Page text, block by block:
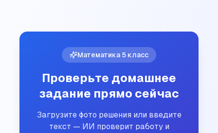
Математика 5 класс
Проверьте домашнее
задание прямо сейчас
Загрузите фото решения или введите
текст — ИИ проверит работу и